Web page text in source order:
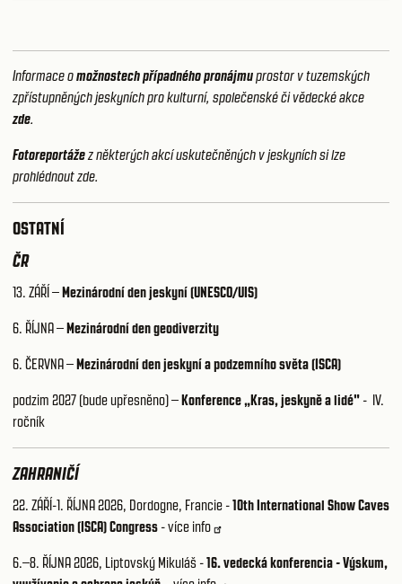
Informace omožnostech případného pronájmuprostor v tuzemských
zpřístupněných jeskyních pro kulturní, společenské či vědecké akce
zde.
Fotoreportážez některých akcí uskutečněných v jeskyních si lze
prohlédnout zde.
OSTATNÍ
ČR
13. ZÁŘÍ –Mezinárodní den jeskyní (UNESCO/UIS)
6. ŘÍJNA –Mezinárodní den geodiverzity
6. ČERVNA –Mezinárodní den jeskyní a podzemního světa (ISCA)
podzim 2027 (bude upřesněno) –Konference „Kras, jeskyně a lidé" - IV.
ročník
ZAHRANIČÍ
22. ZÁŘÍ-1. ŘÍJNA 2026, Dordogne, Francie -10th International Show Caves
Association (ISCA) Congress -více info
6.–8. ŘÍJNA 2026, Liptovský Mikuláš -16. vedecká konferencia - Výskum,